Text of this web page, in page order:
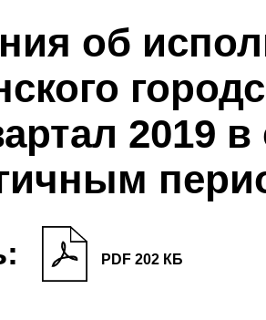
об
2019
PDF 202 КБ